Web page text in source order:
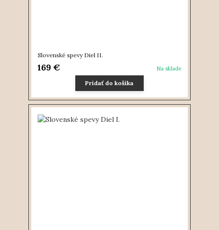
Slovenské spevy Diel II.
169 € Na sklade
Pridať do košíka